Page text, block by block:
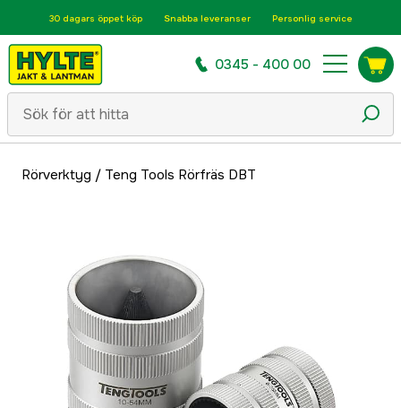
30 dagars öppet köp Snabba leveranser Personlig service
0345 - 400 00
Rörverktyg / Teng Tools Rörfräs DBT